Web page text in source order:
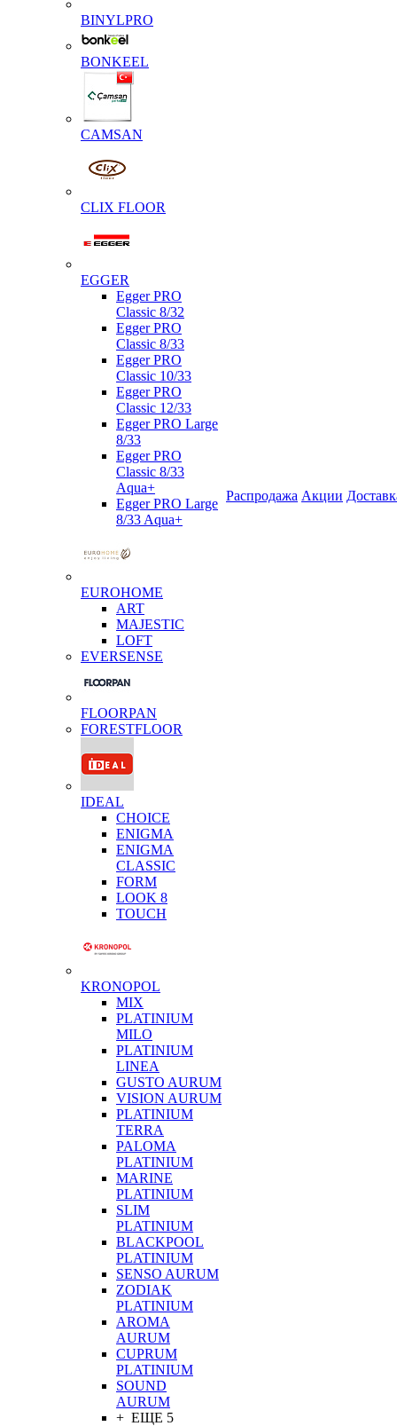
BINYLPRO
BONKEEL
CAMSAN
CLIX FLOOR
EGGER
Egger PRO
Classic 8/32
Egger PRO
Classic 8/33
Egger PRO
Classic 10/33
Egger PRO
Classic 12/33
Egger PRO Large
8/33
Egger PRO
Classic 8/33
Aqua+
Egger PRO Large
8/33 Aqua+
EUROHOME
ART
MAJESTIC
LOFT
EVERSENSE
FLOORPAN
FORESTFLOOR
IDEAL
CHOICE
ENIGMA
ENIGMA
CLASSIC
FORM
LOOK 8
TOUCH
KRONOPOL
MIX
PLATINIUM
MILO
PLATINIUM
LINEA
GUSTO AURUM
VISION AURUM
PLATINIUM
TERRA
PALOMA
PLATINIUM
MARINE
PLATINIUM
SLIM
PLATINIUM
BLACKPOOL
PLATINIUM
SENSO AURUM
ZODIAK
PLATINIUM
AROMA
AURUM
CUPRUM
PLATINIUM
SOUND
AURUM
+ ЕЩЕ 5
Распродажа Акции